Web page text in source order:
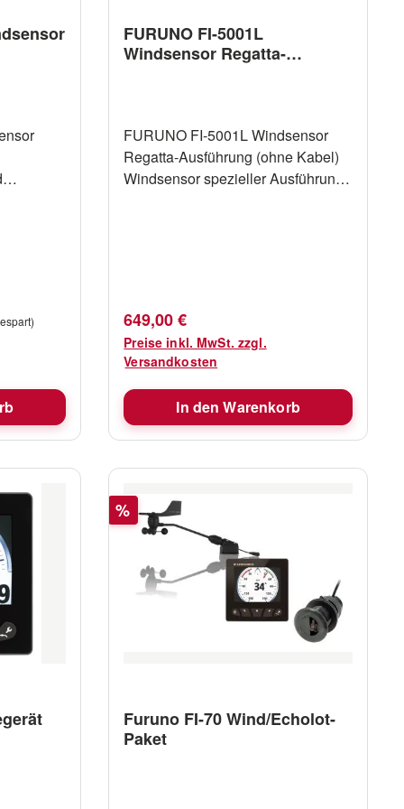
FURUNO FI-5001L
Windsensor Regatta-
FURUNO FI-5001L Windsensor
Regatta-Ausführung (ohne Kabel)
Windsensor spezieller Ausführung
Regulärer Preis:
649,00 €
Preise inkl. MwSt. zzgl.
Versandkosten
In den Warenkorb
Rabatt
%
Furuno FI-70 Wind/Echolot-
Paket